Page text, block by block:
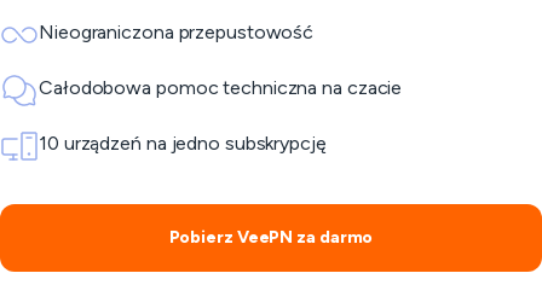
Nieograniczona przepustowość
Całodobowa pomoc techniczna na czacie
10 urządzeń na jedno subskrypcję
Pobierz VeePN za darmo